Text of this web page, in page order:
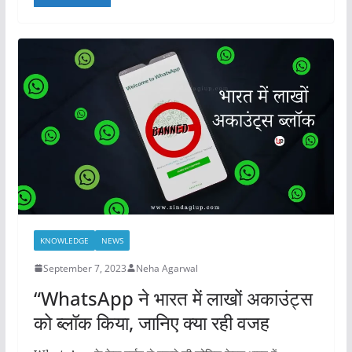
b
o
k
d
KNOWLEDGE NEWS
September 7, 2023 Neha Agarwal
“WhatsApp ने भारत में लाखों अकाउंट्स
को ब्लॉक किया, जानिए क्या रही वजह